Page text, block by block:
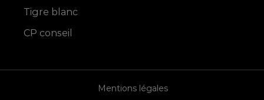
Tigre blanc
CP conseil
Mentions légales